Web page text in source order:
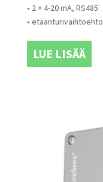
• 2 × 4-20 mA, RS485
• etäanturivaihtoehto
LUE LISÄÄ